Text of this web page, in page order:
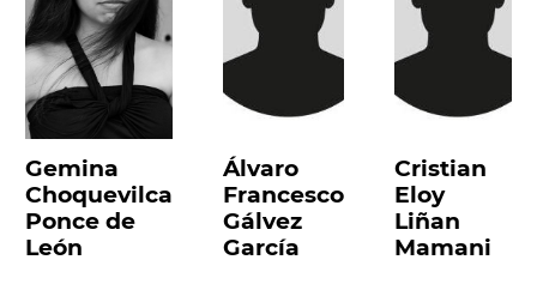
Gemina
Choquevilca
Ponce de
León
Álvaro
Francesco
Gálvez
García
Cristian
Eloy
Liñan
Mamani